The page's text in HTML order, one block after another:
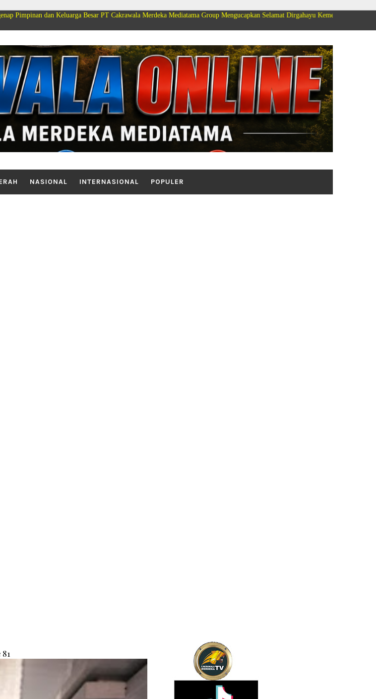
Keluarga Besar PT Cakrawala Merdeka Mediatama Group Mengucapkan Selamat Dirgahayu Kemerdekaan Republik Indonesia ke
NASIONAL INTERNASIONAL POPULER